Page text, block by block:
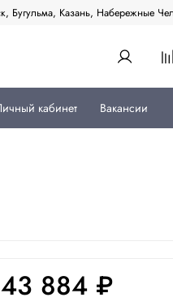
Бугульма, Казань, Набережные
кабинет
Вакансии
43 884 ₽